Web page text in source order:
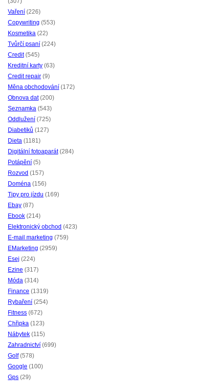
Vaření (226)
Copywriting (553)
Kosmetika (22)
Tvůrčí psaní (224)
Credit(545)
Kreditní karty (63)
Credit repair (9)
Měna obchodování (172)
Obnova dat(200)
Seznamka (543)
Oddlužení (725)
Diabetiků (127)
Dieta (1181)
Digitální fotoaparát(284)
Potápění (5)
Rozvod (157)
Doména (156)
Tipy pro jízdu (169)
Ebay (87)
Ebook (214)
Elektronický obchod (423)
E-mail marketing (759)
EMarketing (2959)
Esej (224)
Ezine (317)
Móda (314)
Finance (1319)
Rybaření (254)
Fitness (672)
Chřipka (123)
Nábytek (115)
Zahradnictví (699)
Golf(578)
Google (100)
Gps (29)